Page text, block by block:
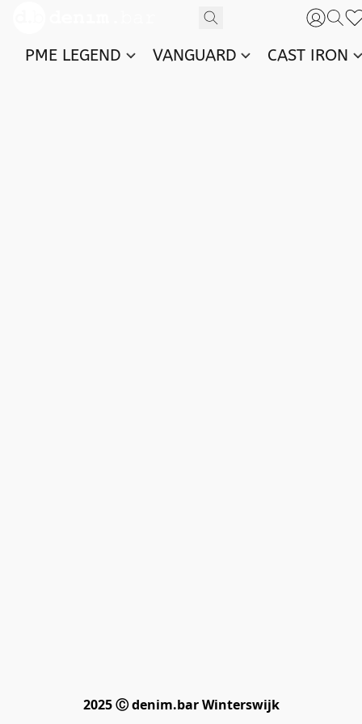
PME LEGEND VANGUARD CAST IRON
2025 Ⓒ denim.bar Winterswijk